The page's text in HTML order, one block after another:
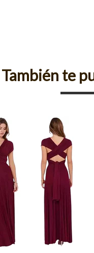
También te